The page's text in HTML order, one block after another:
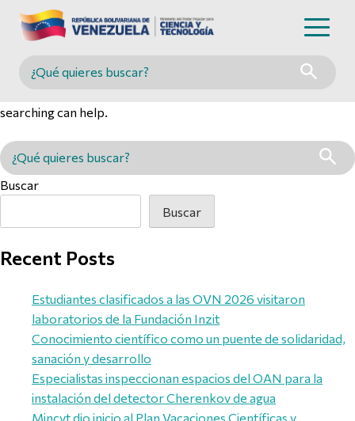
Buscar en MINCYT
searching can help.
Buscar en MINCYT
Buscar
Buscar
Recent Posts
Estudiantes clasificados a las OVN 2026 visitaron
laboratorios de la Fundación Inzit
Conocimiento científico como un puente de solidaridad,
sanación y desarrollo
Especialistas inspeccionan espacios del OAN para la
instalación del detector Cherenkov de agua
Mincyt dio inicio al Plan Vacaciones Científicas y